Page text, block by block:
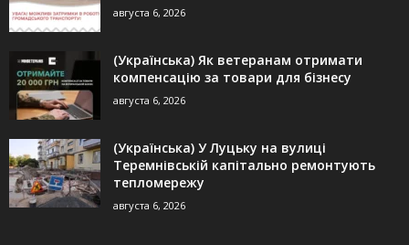
августа 6, 2026
(Українська) Як ветеранам отримати
компенсацію за товари для бізнесу
августа 6, 2026
(Українська) У Луцьку на вулиці
Теремнівській капітально ремонтують
тепломережу
августа 6, 2026